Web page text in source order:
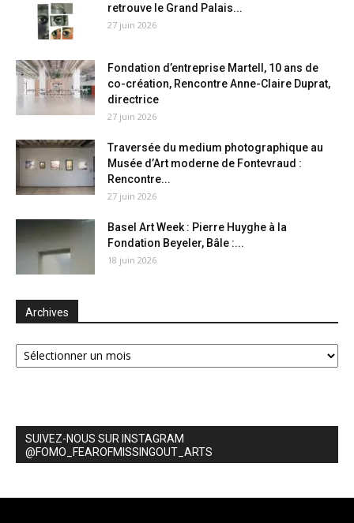
retrouve le Grand Palais...
27 juin 2026
Fondation d’entreprise Martell, 10 ans de
co-création, Rencontre Anne-Claire Duprat,
directrice
27 juin 2026
Traversée du medium photographique au
Musée d’Art moderne de Fontevraud :
Rencontre...
27 juin 2026
Basel Art Week : Pierre Huyghe à la
Fondation Beyeler, Bâle :...
18 juin 2026
Archives
Archives
SUIVEZ-NOUS SUR INSTAGRAM
@FOMO_FEAROFMISSINGOUT_ARTS